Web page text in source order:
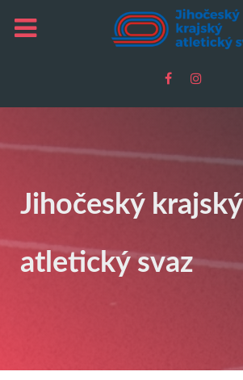
Jihočeský krajský
atletický svaz